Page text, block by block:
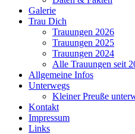
Galerie
Trau Dich
Trauungen 2026
Trauungen 2025
Trauungen 2024
Alle Trauungen seit
Allgemeine Infos
Unterwegs
Kleiner Preuße
Kontakt
Impressum
Links